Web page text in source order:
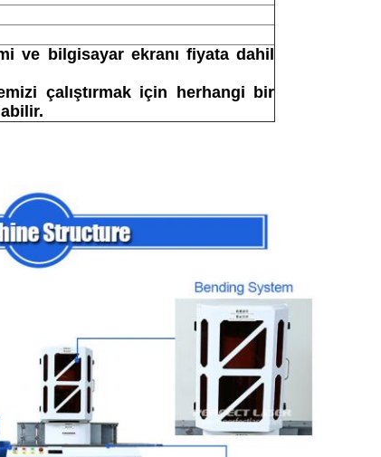
ve bilgisayar ekranı fiyata dahil
çalıştırmak için herhangi bir